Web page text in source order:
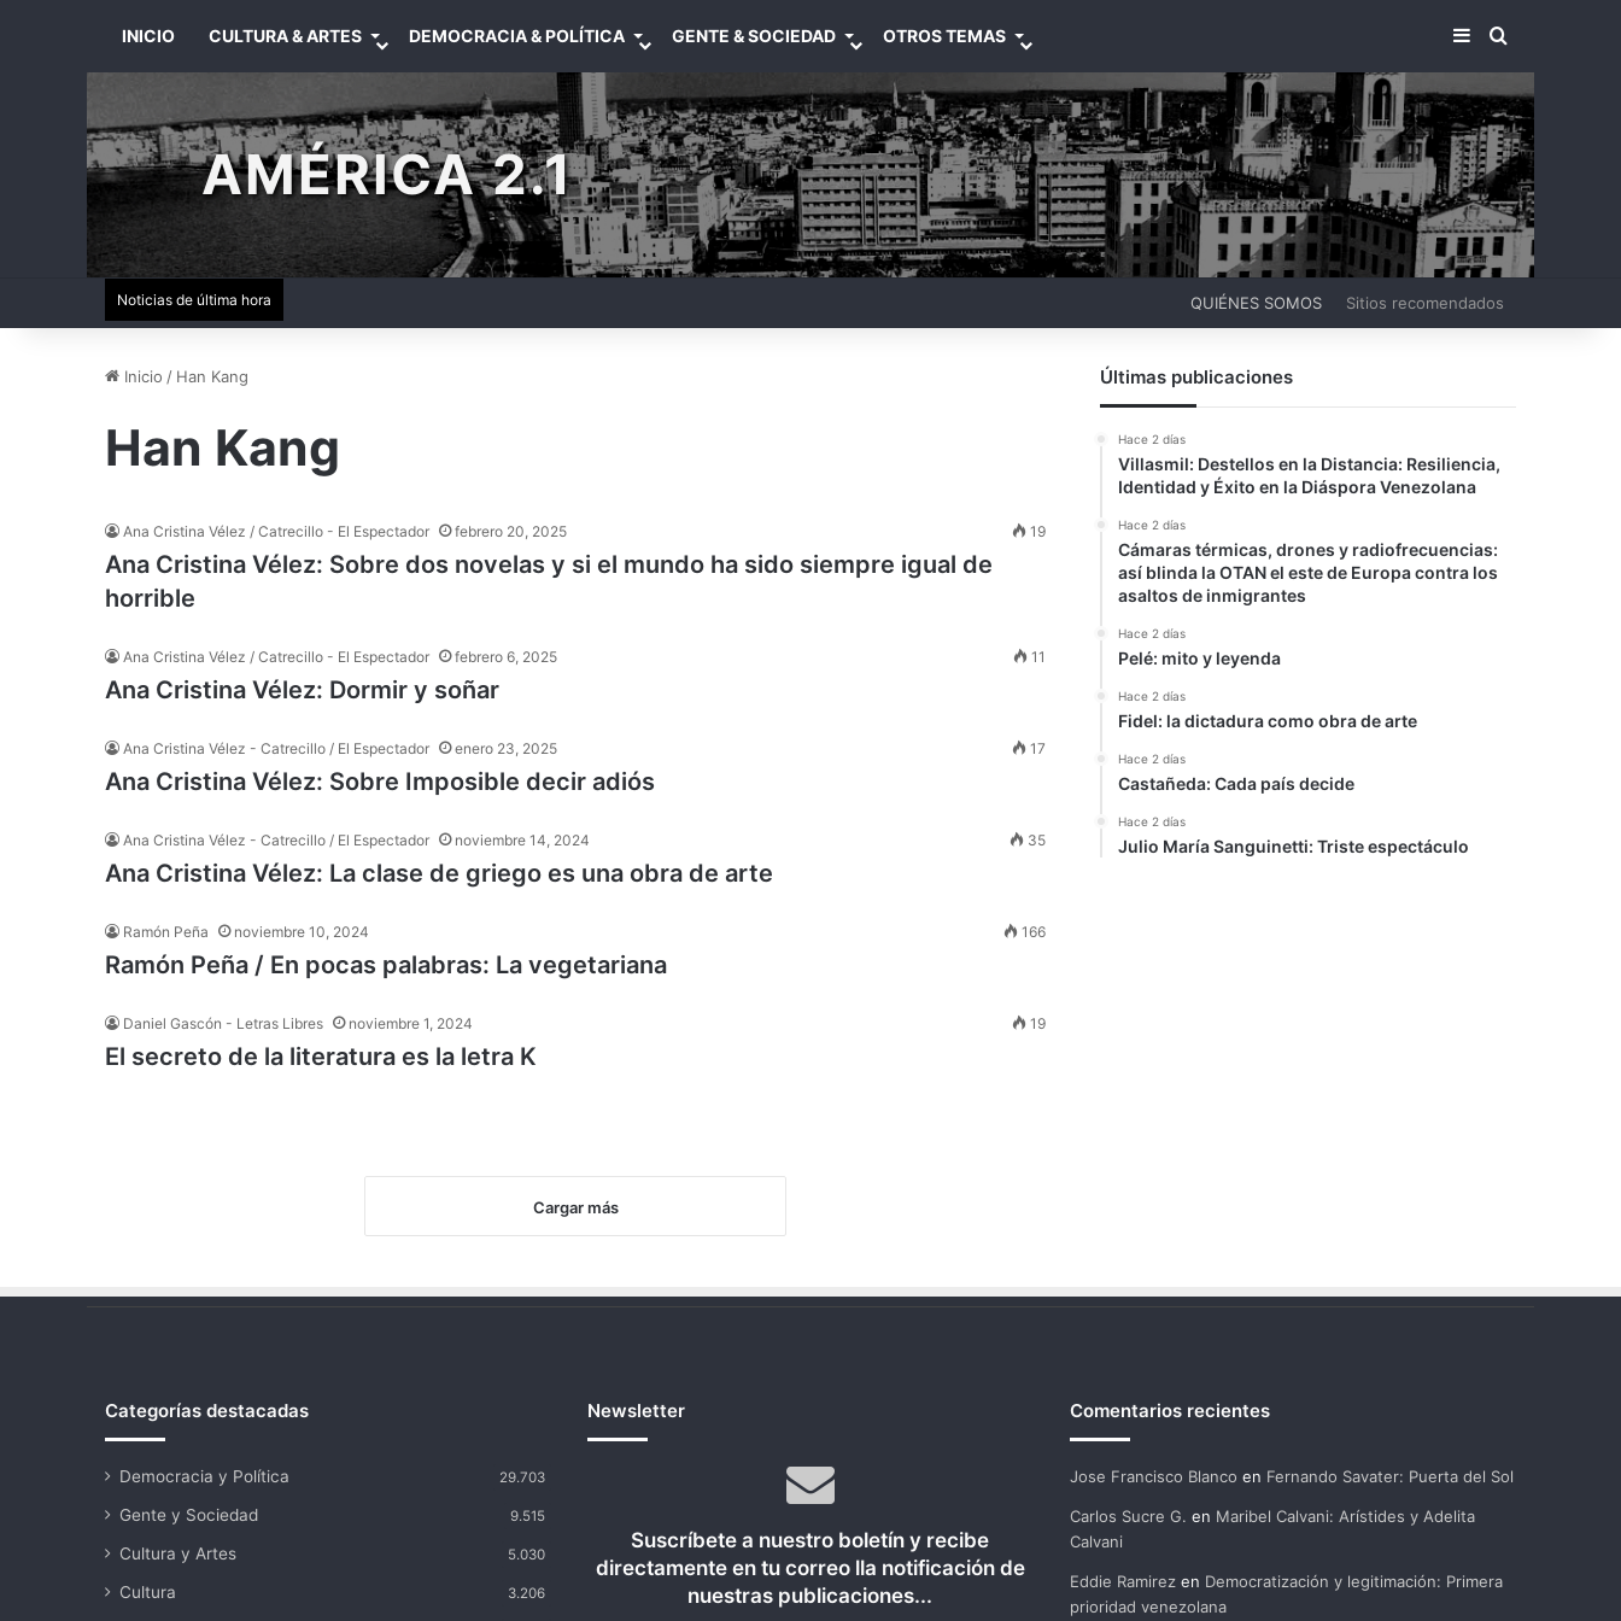
INICIO CULTURA & ARTES DEMOCRACIA & POLÍTICA GENTE & SOCIEDAD OTROS TEMAS BARRA LATERAL
BUSCAR
AMÉRICA 2.1
Noticias de última hora QUIÉNES SOMOS Sitios recomendados
Inicio / Han Kang
Han Kang
Ana Cristina Vélez / Catrecillo - El Espectador febrero 20, 2025 19
Ana Cristina Vélez: Sobre dos novelas y si el mundo ha sido siempre igual de
horrible
Ana Cristina Vélez / Catrecillo - El Espectador febrero 6, 2025 11
Ana Cristina Vélez: Dormir y soñar
Ana Cristina Vélez - Catrecillo / El Espectador enero 23, 2025 17
Ana Cristina Vélez: Sobre Imposible decir adiós
Ana Cristina Vélez - Catrecillo / El Espectador noviembre 14, 2024 35
Ana Cristina Vélez: La clase de griego es una obra de arte
Ramón Peña noviembre 10, 2024 166
Ramón Peña / En pocas palabras: La vegetariana
Daniel Gascón - Letras Libres noviembre 1, 2024 19
El secreto de la literatura es la letra K
Cargar más
Últimas publicaciones
Hace 2 días
Villasmil: Destellos en la Distancia: Resiliencia,
Identidad y Éxito en la Diáspora Venezolana
Hace 2 días
Cámaras térmicas, drones y radiofrecuencias:
así blinda la OTAN el este de Europa contra los
asaltos de inmigrantes
Hace 2 días
Pelé: mito y leyenda
Hace 2 días
Fidel: la dictadura como obra de arte
Hace 2 días
Castañeda: Cada país decide
Hace 2 días
Julio María Sanguinetti: Triste espectáculo
Categorías destacadas
Democracia y Política 29.703
Gente y Sociedad 9.515
Cultura y Artes 5.030
Cultura 3.206
Newsletter
Suscríbete a nuestro boletín y recibe
directamente en tu correo lla notificación de
nuestras publicaciones...
Comentarios recientes
Jose Francisco Blanco en Fernando Savater: Puerta del Sol
Carlos Sucre G. en Maribel Calvani: Arístides y Adelita
Calvani
Eddie Ramirezen Democratización y legitimación: Primera
prioridad venezolana